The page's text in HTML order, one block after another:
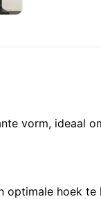
vorm, ideaal
optimale hoek te